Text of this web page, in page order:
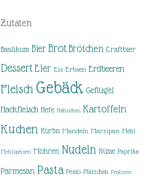
Zutaten
Basilikum Bier Brot Brötchen Craftbier
Dessert Eier Eis Erbsen Erdbeeren
Fleisch Gebäck Geflügel
Hackfleisch Hefe Hähnchen Kartoffeln
Kuchen Kürbis Mandeln Marzipan Mehl
Mehlspeisen Möhren Nudeln Nüsse Paprika
Parmesan Pasta Pesto Plätzchen Pralinen